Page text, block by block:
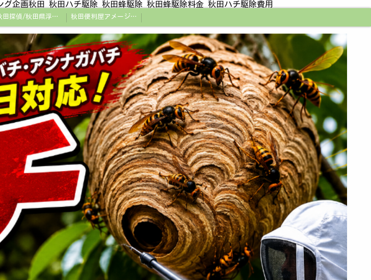
企画秋田 秋田ハチ駆除 秋田蜂駆除 秋田蜂駆除料金 秋田ハチ駆除費用
秋田探偵/秋田県浮気調査/秋田市万引きGメン 秋田便利屋アメージング企画秋田